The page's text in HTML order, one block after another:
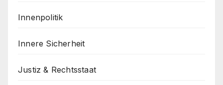
Innenpolitik
Innere Sicherheit
Justiz & Rechtsstaat